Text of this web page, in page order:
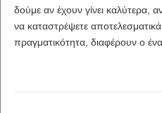
δούμε αν έχουν γίνει καλύτερα,
να καταστρέψετε
πραγματικότητα, διαφέρουν ο